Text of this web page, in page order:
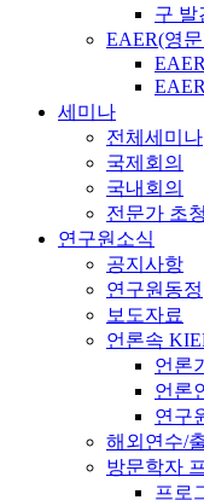
구 발
EAER(영
세미나
전체세미나
국제회의
국내회의
전문가 초
연구원소식
공지사항
연구원동정
보도자료
언론속
언론
언론
연구
해외연수/
방문학자
프로